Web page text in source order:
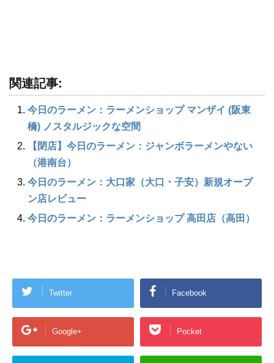
関連記事:
今日のラーメン：ラーメンショップ マンザイ (阪東
橋) ノスタルジックな空間
【閉店】今日のラーメン：ジャンボラーメンやない
（港南台）
今日のラーメン：大口家（大口・子安）新規オープ
ン店レビュー
今日のラーメン：ラーメンショップ 高田店（高田）
Twitter Facebook
Google+ Pocket